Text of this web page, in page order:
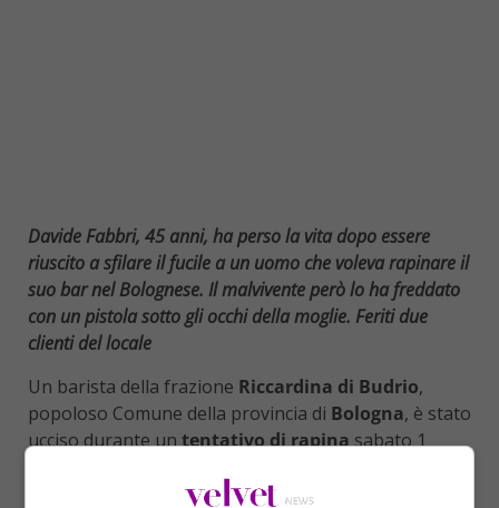
Davide Fabbri, 45 anni, ha perso la vita dopo essere
riuscito a sfilare il fucile a un uomo che voleva rapinare il
suo bar nel Bolognese. Il malvivente però lo ha freddato
con un pistola sotto gli occhi della moglie. Feriti due
clienti del locale
Un barista della frazione Riccardina di Budrio,
popoloso Comune della provincia di Bologna, è stato
ucciso durante untentativo di rapinasabato 1
volto coperto, era vestito con qualcosa di